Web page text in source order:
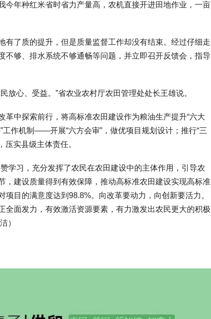
今年种红米省时省力产量高，农机直接开进田地作业，一亩
了质的提升，但是质量监督工作却没有结束。经过仔细走
不够、排水系统不够通畅等问题，并立即召开反馈会，指导
心、受益。”省农业农村厅农田管理处处长王雄说。
中探索前行，将高标准农田建设作为粮油生产提升“六大
工作机制——开展“六方会审”，做优项目规划设计；推行“三
压实县级主体责任。
习，充分发挥了农民在农田建设中的主体作用，引导农
，建设质量得到有效保障，推动高标准农田建设实现高标准
目的满意度达到98.8%。向改革要动力，向创新要活力。
全面发力，有效激活资源要素，有力激发出农民更大的积极
）